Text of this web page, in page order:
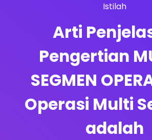
Istilah
Arti
Pengertian
SEGMEN
Operasi Multi
adalah